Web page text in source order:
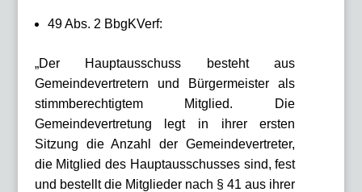
49 Abs. 2 BbgKVerf:
„Der Hauptausschuss besteht aus
Gemeindevertretern und Bürgermeister als
stimmberechtigtem Mitglied. Die
Gemeindevertretung legt in ihrer ersten
Sitzung die Anzahl der Gemeindevertreter,
die Mitglied des Hauptausschusses sind, fest
und bestellt die Mitglieder nach § 41 aus ihrer